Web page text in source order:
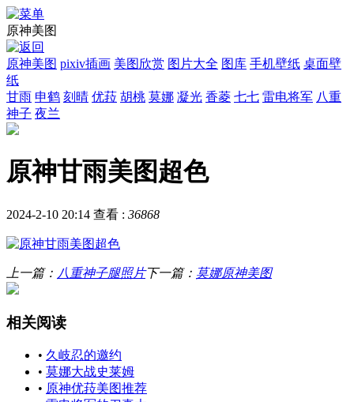
原神美图
原神美图 pixiv插画 美图欣赏 图片大全 图库 手机壁纸 桌面壁
纸
甘雨 申鹤 刻晴 优菈 胡桃 莫娜 凝光 香菱 七七 雷电将军 八重
神子 夜兰
原神甘雨美图超色
2024-2-10 20:14 查看 : 36868
上一篇： 八重神子腿照片下一篇： 莫娜原神美图
相关阅读
• 久岐忍的邀约
• 莫娜大战史莱姆
• 原神优菈美图推荐